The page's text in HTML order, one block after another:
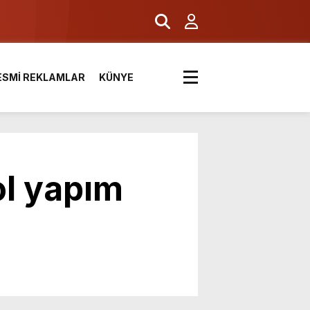
REKLAMLAR KÜNYE
yapım